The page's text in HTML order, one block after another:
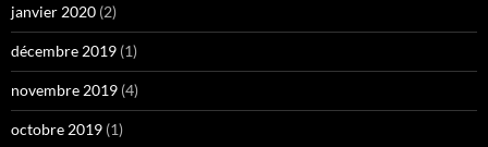
janvier 2020 (2)
décembre 2019 (1)
novembre 2019 (4)
octobre 2019 (1)